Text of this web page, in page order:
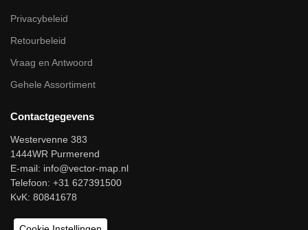
Privacybeleid
Retourbeleid
Vraag en Antwoord
Gehele Assortiment
Contactgegevens
Westervenne 383
1444WR Purmerend
E-mail: info@vector-map.nl
Telefoon: +31 627391500
KvK: 80841678